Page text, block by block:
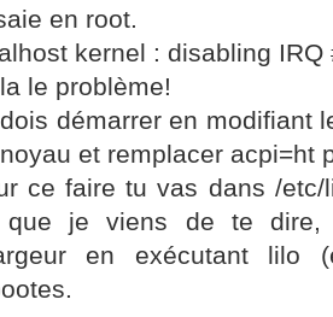
en root.
kernel : disabling IRQ
le problème!
démarrer en modifiant
et remplacer acpi=ht
ce faire tu vas dans /
que je viens de te dire,
en exécutant lilo